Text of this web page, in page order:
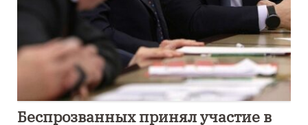
Беспрозванных принял участие в